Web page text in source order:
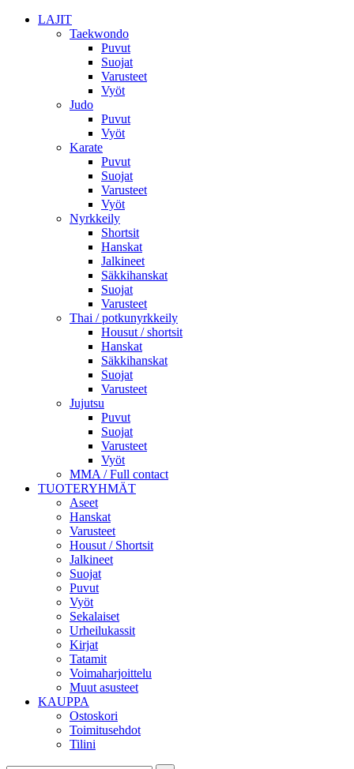
LAJIT
Taekwondo
Puvut
Suojat
Varusteet
Vyöt
Judo
Puvut
Vyöt
Karate
Puvut
Suojat
Varusteet
Vyöt
Nyrkkeily
Shortsit
Hanskat
Jalkineet
Säkkihanskat
Suojat
Varusteet
Thai / potkunyrkkeily
Housut / shortsit
Hanskat
Säkkihanskat
Suojat
Varusteet
Jujutsu
Puvut
Suojat
Varusteet
Vyöt
MMA / Full contact
TUOTERYHMÄT
Aseet
Hanskat
Varusteet
Housut / Shortsit
Jalkineet
Suojat
Puvut
Vyöt
Sekalaiset
Urheilukassit
Kirjat
Tatamit
Voimaharjoittelu
Muut asusteet
KAUPPA
Ostoskori
Toimitusehdot
Tilini